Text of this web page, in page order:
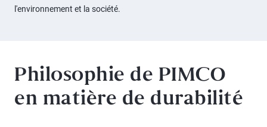
l'environnement et la société.
Philosophie de PIMCO
en matière de durabilité